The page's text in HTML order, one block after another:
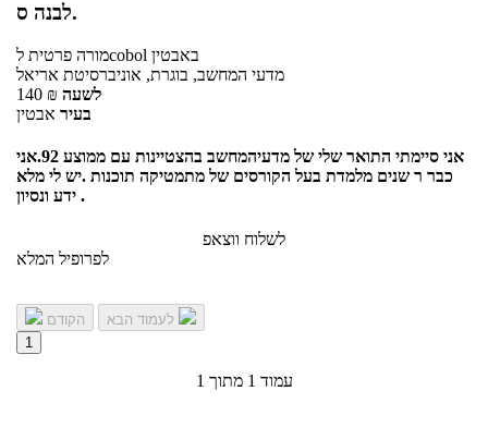
לבנה ס.
מורה פרטיתלcobol באבטין
מדעי המחשב, בוגרת, אוניברסיטת אריאל
140 ₪ לשעה
בעיר אבטין
אני סיימתי התואר שלי של מדעיהמחשב בהצטיינות עם ממוצע 92.אני
כבר ר שנים מלמדת בעל הקורסים של מתמטיקה תוכנות .יש לי מלא
ידע ונסיון .
לשלוח ווצאפ
לפרופיל המלא
הקודם
1
עמוד 1 מתוך 1